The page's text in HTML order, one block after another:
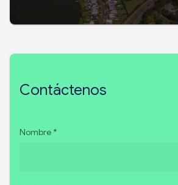
Contáctenos
Nombre *